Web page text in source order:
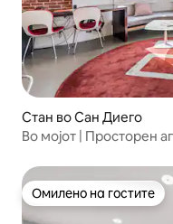
Стан во Сан Диего
Во мојот | Просторен
Омилено на гостите
Омилено на гостите